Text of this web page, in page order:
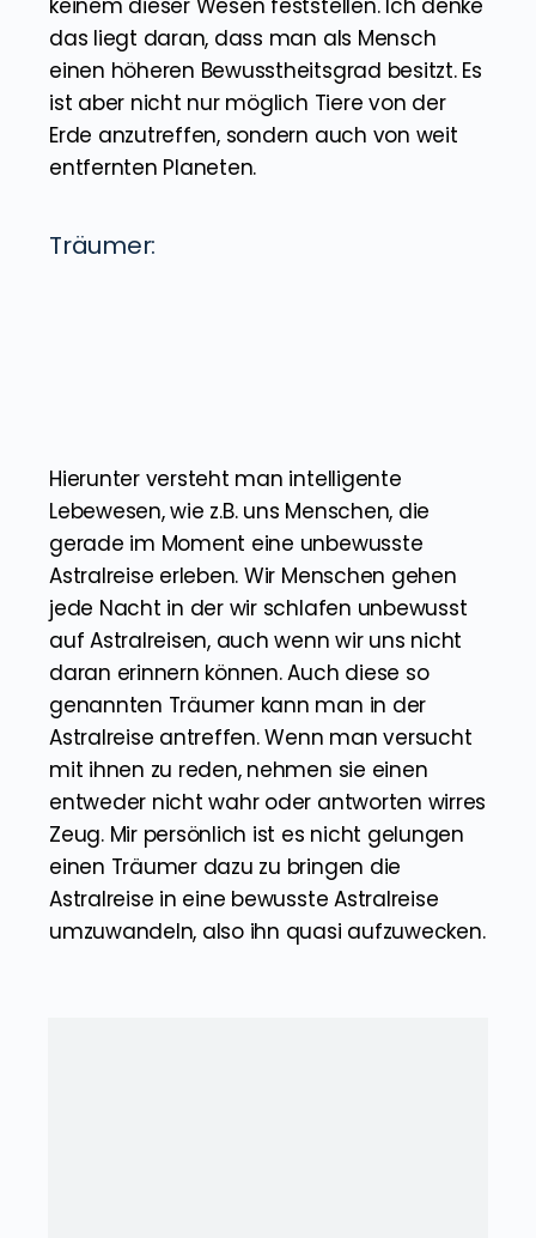
Aggressivität konnte ich persönlich bei
keinem dieser Wesen feststellen. Ich denke
das liegt daran, dass man als Mensch
einen höheren Bewusstheitsgrad besitzt. Es
ist aber nicht nur möglich Tiere von der
Hierunter versteht man intelligente
Lebewesen, wie z.B. uns Menschen, die
gerade im Moment eine unbewusste
Astralreise erleben. Wir Menschen gehen
jede Nacht in der wir schlafen unbewusst
auf Astralreisen, auch wenn wir uns nicht
daran erinnern können. Auch diese so
genannten Träumer kann man in der
Astralreise antreffen. Wenn man versucht
mit ihnen zu reden, nehmen sie einen
entweder nicht wahr oder antworten wirres
Zeug. Mir persönlich ist es nicht gelungen